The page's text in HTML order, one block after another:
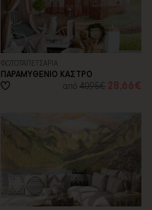
ΦΩΤΟΤΑΠΕΤΣΑΡΙA
ΠΑΡΑΜΥΘΕΝΙΟ ΚΑΣΤΡΟ
από40,95€ 28,66€